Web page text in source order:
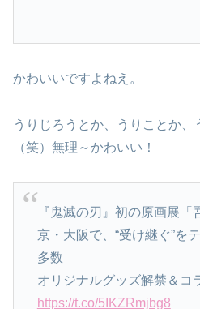
かわいいですよねえ。
うりじろうとか、うりことか
（笑）無理～かわいい！
『鬼滅の刃』初の原画展
京・大阪で、“受け継ぐ”を
多数
オリジナルグッズ解禁＆コ
https://t.co/5IKZRmjbg8